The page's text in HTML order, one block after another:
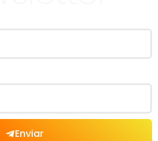
Enviar